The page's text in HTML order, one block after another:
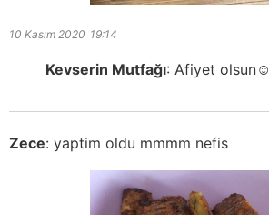
10 Kasım 2020 19:14
Kevserin Mutfağı: Afiyet olsun☺️
Zece: yaptim oldu mmmm nefis